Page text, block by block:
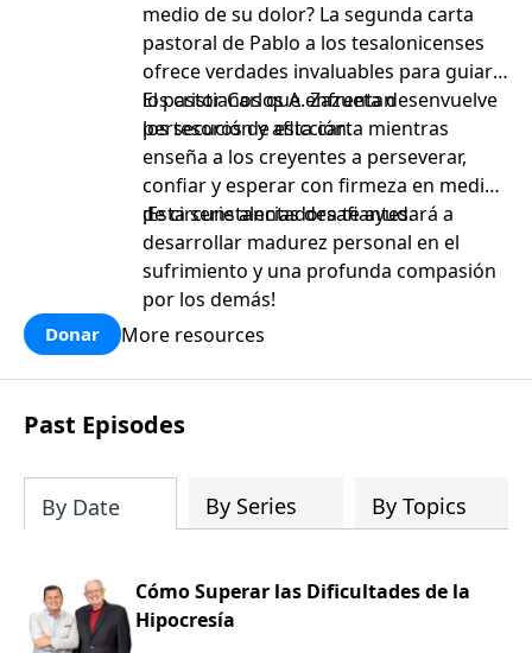
medio de su dolor? La segunda carta
pastoral de Pablo a los tesalonicenses
ofrece verdades invaluables para guiar a
los cristianos que enfrentan
persecución y aflicción.
El pastor Carlos A. Zazueta desenvuelve
los tesoros de esta carta mientras
enseña a los creyentes a perseverar,
confiar y esperar con firmeza en medio
de circunstancias desafiantes.
¡Esta serie alentadora te ayudará a
desarrollar madurez personal en el
sufrimiento y una profunda compasión
por los demás!
Donar More resources
Past Episodes
By Date By Series By Topics
Cómo Superar las Dificultades de la
Hipocresía